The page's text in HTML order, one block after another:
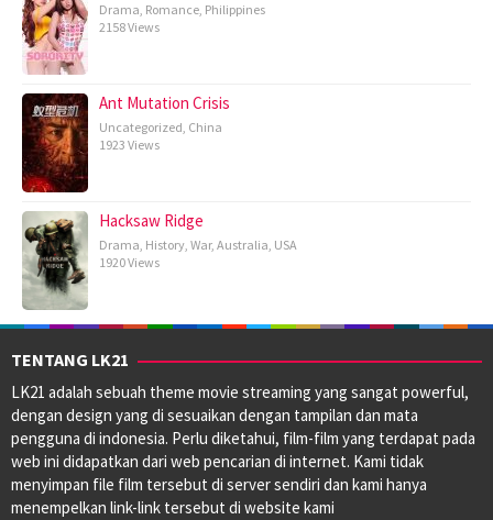
Drama, Romance, Philippines
2158 Views
Ant Mutation Crisis
Uncategorized, China
1923 Views
Hacksaw Ridge
Drama, History, War, Australia, USA
1920 Views
TENTANG LK21
LK21 adalah sebuah theme movie streaming yang sangat powerful,
dengan design yang di sesuaikan dengan tampilan dan mata
pengguna di indonesia. Perlu diketahui, film-film yang terdapat pada
web ini didapatkan dari web pencarian di internet. Kami tidak
menyimpan file film tersebut di server sendiri dan kami hanya
menempelkan link-link tersebut di website kami